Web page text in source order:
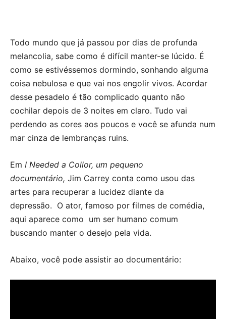
Todo mundo que já passou por dias de profunda
melancolia, sabe como é difícil manter-se lúcido. É
como se estivéssemos dormindo, sonhando alguma
coisa nebulosa e que vai nos engolir vivos. Acordar
desse pesadelo é tão complicado quanto não
cochilar depois de 3 noites em claro. Tudo vai
perdendo as cores aos poucos e você se afunda num
mar cinza de lembranças ruins.
Em I Needed a Collor, um pequeno
documentário, Jim Carrey conta como usou das
artes para recuperar a lucidez diante da
depressão. O ator, famoso por filmes de comédia,
aqui aparece como um ser humano comum
buscando manter o desejo pela vida.
Abaixo, você pode assistir ao documentário: